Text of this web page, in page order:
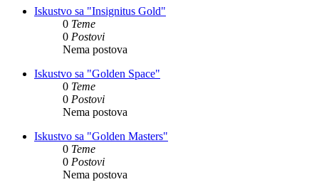
Iskustvo sa "Insignitus Gold"
0 Teme
0 Postovi
Nema postova
Iskustvo sa "Golden Space"
0 Teme
0 Postovi
Nema postova
Iskustvo sa "Golden Masters"
0 Teme
0 Postovi
Nema postova